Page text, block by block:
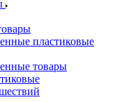
пластиковые
товары